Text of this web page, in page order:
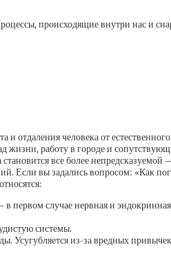
происходящие внутри нас и
и отдаления человека от
работу в городе и
все более
вы задались вопросом: «Как
случае нервная и
системы.
Усугубляется из-за вредных